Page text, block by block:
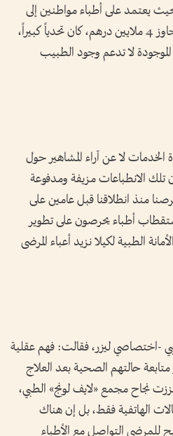
يعتمد على أطباء مواطنين إلى
جانب الأطباء العرب، بتكلفة تتجاوز 4 ملايين درهم، كان تحدياً كبيراً،
لا تدعم وجود الطبيب
لا عن آراء المشاهير حول
تلك الانطباعات مزيفة ومدفوعة
منذ انطلاقنا قبل عامين على
أطباء يحرصون على تطوير
الطبية لكيلا نزيد أعباء المرضى
-اختصاصي ليزر، فقالت: فهم عقلية
متابعة حالتهم الصحية بعد العلاج
نجاح مجمع «لايف لونج» الطبي،
الهاتفية فقط، بل إن هناك
للمرضى التواصل مع الأطباء